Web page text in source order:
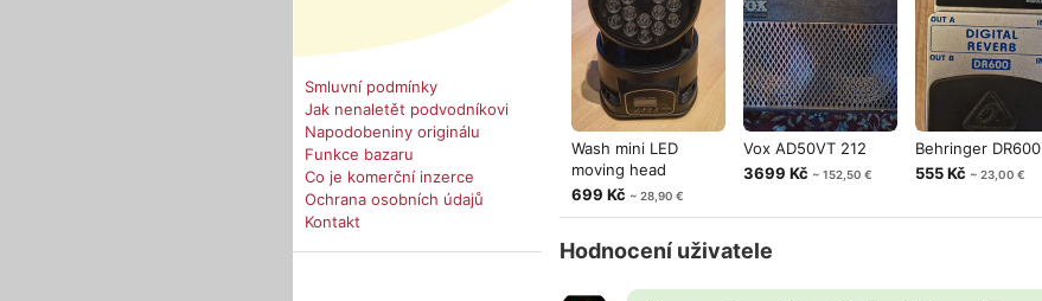
Smluvní podmínky
Jak nenaletět podvodníkovi
Napodobeniny originálu
Funkce bazaru
Co je komerční inzerce
Ochrana osobních údajů
Kontakt
Wash mini LED
moving head
699 Kč ~ 28,90 €
Vox AD50VT 212
3699 Kč ~ 152,50 €
Behringer DR600
555 Kč ~ 23,00 €
Hodnocení uživatele